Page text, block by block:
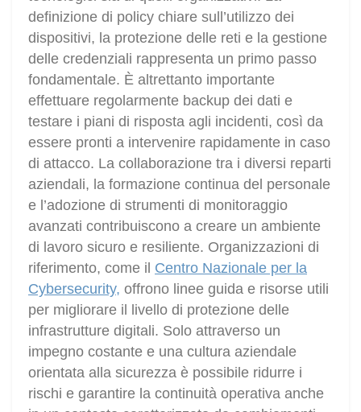
definizione di policy chiare sull’utilizzo dei
dispositivi, la protezione delle reti e la gestione
delle credenziali rappresenta un primo passo
fondamentale. È altrettanto importante
effettuare regolarmente backup dei dati e
testare i piani di risposta agli incidenti, così da
essere pronti a intervenire rapidamente in caso
di attacco. La collaborazione tra i diversi reparti
aziendali, la formazione continua del personale
e l’adozione di strumenti di monitoraggio
avanzati contribuiscono a creare un ambiente
di lavoro sicuro e resiliente. Organizzazioni di
riferimento, come il Centro Nazionale per la
Cybersecurity, offrono linee guida e risorse utili
per migliorare il livello di protezione delle
infrastrutture digitali. Solo attraverso un
impegno costante e una cultura aziendale
orientata alla sicurezza è possibile ridurre i
rischi e garantire la continuità operativa anche